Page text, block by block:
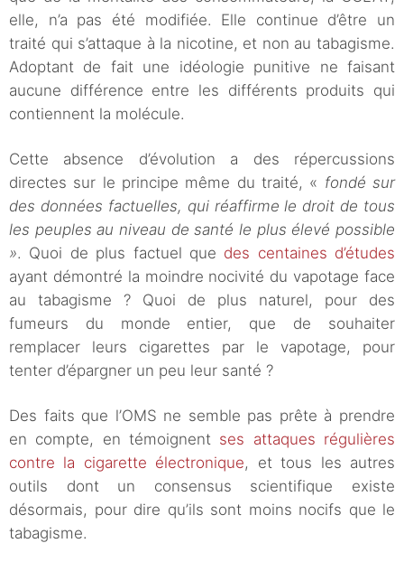
elle, n’a pas été modifiée. Elle continue d’être un
traité qui s’attaque à la nicotine, et non au tabagisme.
Adoptant de fait une idéologie punitive ne faisant
aucune différence entre les différents produits qui
contiennent la molécule.
Cette absence d’évolution a des répercussions
directes sur le principe même du traité, « fondé sur
des données factuelles, qui réaffirme le droit de tous
les peuples au niveau de santé le plus élevé possible
». Quoi de plus factuel que des centaines d’études
ayant démontré la moindre nocivité du vapotage face
au tabagisme ? Quoi de plus naturel, pour des
fumeurs du monde entier, que de souhaiter
remplacer leurs cigarettes par le vapotage, pour
tenter d’épargner un peu leur santé ?
Des faits que l’OMS ne semble pas prête à prendre
en compte, en témoignent ses attaques régulières
contre la cigarette électronique, et tous les autres
outils dont un consensus scientifique existe
désormais, pour dire qu’ils sont moins nocifs que le
tabagisme.